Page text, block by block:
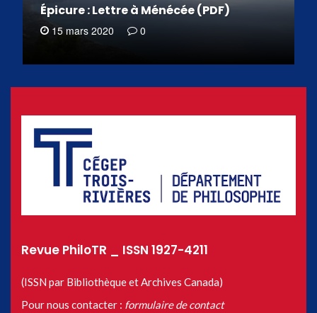
Épicure : Lettre à Ménécée (PDF)
15 mars 2020 0
Revue PhiloTR _ ISSN 1927-4211
(ISSN par Bibliothèque et Archives Canada)
Pour nous contacter : formulaire de contact